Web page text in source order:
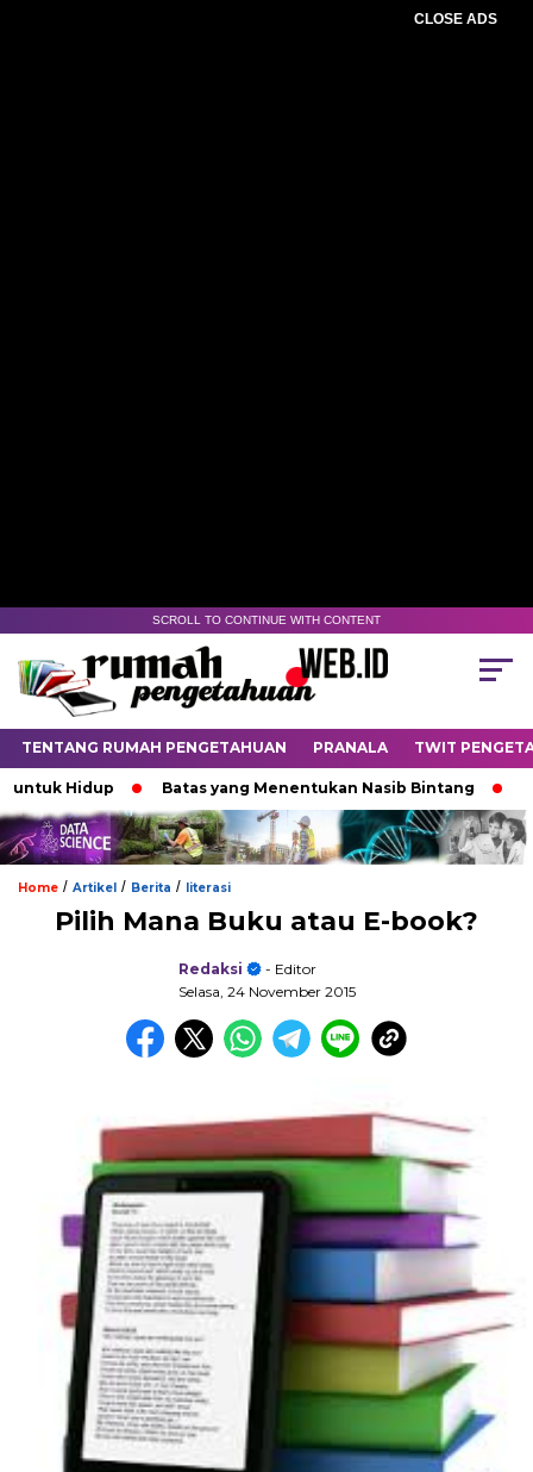
CLOSE ADS
SCROLL TO CONTINUE WITH CONTENT
TENTANG RUMAH PENGETAHUAN PRANALA TWIT
Hidup Batas yang Menentukan Nasib Bintang
Home / Artikel / Berita / literasi
Pilih Mana Buku atau E-book?
Redaksi
- Editor
Selasa, 24 November 2015